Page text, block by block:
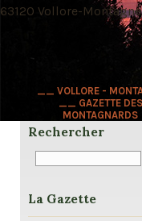
__ VOLLORE -
__ GAZETTE DES
MONTAGNARDS
63120 Vollore-
Rechercher
La Gazette